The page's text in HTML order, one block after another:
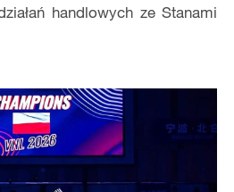
handlowych ze Stanami